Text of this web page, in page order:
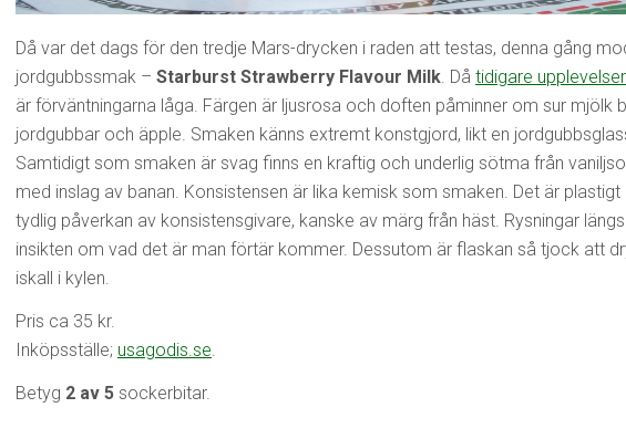
Då var det dags för den tredje Mars-drycken i raden att testas, denna gång
jordgubbssmak – Starburst Strawberry Flavour Milk. Då tidigare upplevelser
är förväntningarna låga. Färgen är ljusrosa och doften påminner om sur mjölk
jordgubbar och äpple. Smaken känns extremt konstgjord, likt en
Samtidigt som smaken är svag finns en kraftig och underlig sötma från
med inslag av banan. Konsistensen är lika kemisk som smaken. Det är
tydlig påverkan av konsistensgivare, kanske av märg från häst. Rysningar
insikten om vad det är man förtär kommer. Dessutom är flaskan så tjock att
iskall i kylen.
Pris ca 35 kr.
Inköpsställe; usagodis.se.
Betyg 2 av 5 sockerbitar.